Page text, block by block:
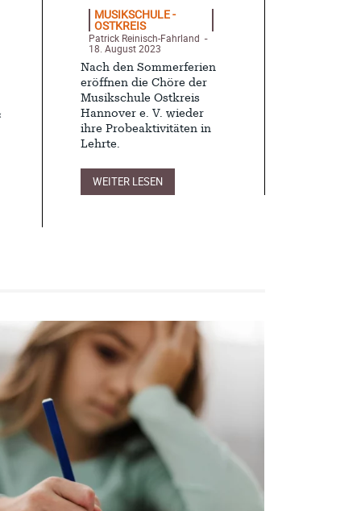
MUSIKSCHULE -
OSTKREIS
Patrick Reinisch-Fahrland -
18. August 2023
Nach den Sommerferien
eröffnen die Chöre der
Musikschule Ostkreis
Hannover e. V. wieder
ihre Probeaktivitäten in
Lehrte.
WEITER LESEN